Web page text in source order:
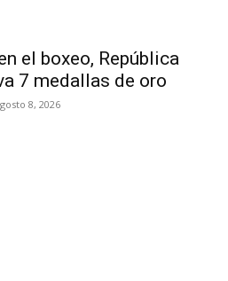
el boxeo, República
7 medallas de oro
8, 2026